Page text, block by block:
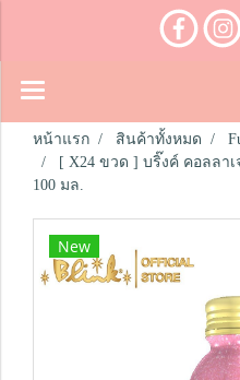
หน้าแรก สินค้าทั้งหมด
[ X24 ขวด ] บริ๊งค์ คอลลา
100 มล.
New